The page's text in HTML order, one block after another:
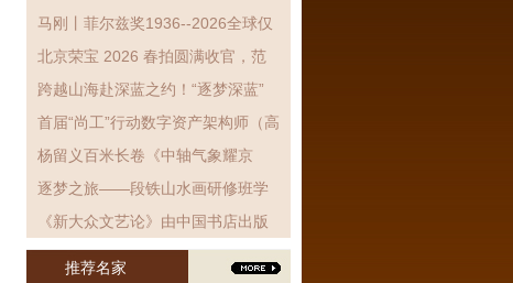
军梦 笔墨丹青致敬子弟兵
马刚丨菲尔兹奖1936--2026全球仅
有3位女性获得
北京荣宝 2026 春拍圆满收官，范
曾封面力作《东坡得砚》高价领衔
跨越山海赴深蓝之约！“逐梦深蓝”
海洋强国主题设计巡展银川站启幕
首届“尚工”行动数字资产架构师（高
级）能力提升培训-文化艺术行业定
制班开班仪式暨第一次集中授课...
杨留义百米长卷《中轴气象耀京
华》暨京城胜景展在京举行
逐梦之旅——段铁山水画研修班学
员作品展在北京开幕
《新大众文艺论》由中国书店出版
推荐名家